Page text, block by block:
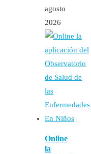
agosto
2026
Online
la